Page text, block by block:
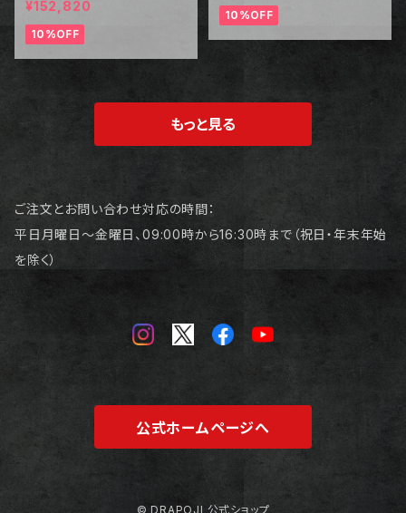
¥152,820
10%OFF
10%OFF
もっと見る
ご注文とお問い合わせ対応の時間：
平日月曜日～金曜日、09:00時から16:30時まで（祝日・年末年始
を除く）
公式ホームページへ
© DRAPOJI 公式ショップ